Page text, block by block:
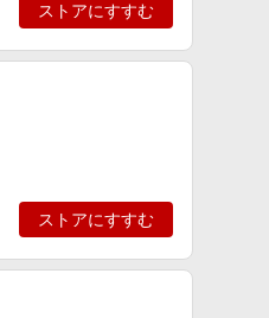
ストアにすすむ
ストアにすすむ